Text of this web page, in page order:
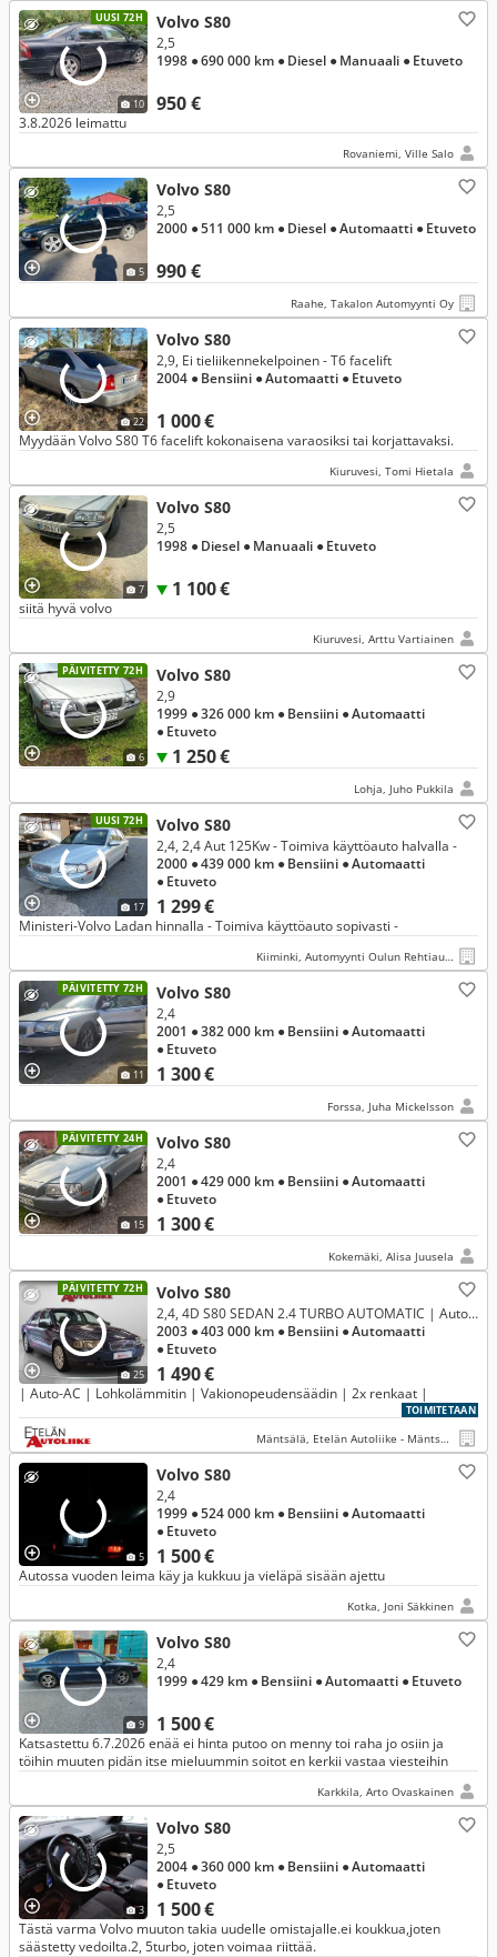
UUSI 72H
10
Volvo S80
950 €
2,5
1998 ● 690 000 km ● Diesel ● Manuaali ● Etuveto
3.8.2026 leimattu
Rovaniemi, Ville Salo
5
Volvo S80
990 €
2,5
2000 ● 511 000 km ● Diesel ● Automaatti ● Etuveto
Raahe, Takalon Automyynti Oy
22
Volvo S80
1 000 €
2,9, Ei tieliikennekelpoinen - T6 facelift
2004 ● Bensiini ● Automaatti ● Etuveto
Myydään Volvo S80 T6 facelift kokonaisena varaosiksi tai korjattavaksi.
Kiuruvesi, Tomi Hietala
7
Volvo S80
1 100 €
2,5
1998 ● Diesel ● Manuaali ● Etuveto
siitä hyvä volvo
Kiuruvesi, Arttu Vartiainen
PÄIVITETTY 72H
6
Volvo S80
1 250 €
2,9
1999 ● 326 000 km ● Bensiini ● Automaatti
● Etuveto
Lohja, Juho Pukkila
UUSI 72H
17
Volvo S80
1 299 €
2,4, 2,4 Aut 125Kw - Toimiva käyttöauto halvalla -
2000 ● 439 000 km ● Bensiini ● Automaatti
● Etuveto
Ministeri-Volvo Ladan hinnalla - Toimiva käyttöauto sopivasti -
Kiiminki, Automyynti Oulun Rehtiauto
PÄIVITETTY 72H
11
Volvo S80
1 300 €
2,4
2001 ● 382 000 km ● Bensiini ● Automaatti
● Etuveto
Forssa, Juha Mickelsson
PÄIVITETTY 24H
15
Volvo S80
1 300 €
2,4
2001 ● 429 000 km ● Bensiini ● Automaatti
● Etuveto
Kokemäki, Alisa Juusela
PÄIVITETTY 72H
25
Volvo S80
1 490 €
2,4, 4D S80 SEDAN 2.4 TURBO AUTOMATIC | Auto-AC | Lohkolämmitin | Vakionopeudensäädin | 2x renkaat |
2003 ● 403 000 km ● Bensiini ● Automaatti
● Etuveto
| Auto-AC | Lohkolämmitin | Vakionopeudensäädin | 2x renkaat |
TOIMITETAAN
Mäntsälä, Etelän Autoliike - Mäntsälä
5
Volvo S80
1 500 €
2,4
1999 ● 524 000 km ● Bensiini ● Automaatti
● Etuveto
Autossa vuoden leima käy ja kukkuu ja vieläpä sisään ajettu
Kotka, Joni Säkkinen
9
Volvo S80
1 500 €
2,4
1999 ● 429 km ● Bensiini ● Automaatti ● Etuveto
Katsastettu 6.7.2026 enää ei hinta putoo on menny toi raha jo osiin ja
töihin muuten pidän itse mieluummin soitot en kerkii vastaa viesteihin
Karkkila, Arto Ovaskainen
3
Volvo S80
1 500 €
2,5
2004 ● 360 000 km ● Bensiini ● Automaatti
● Etuveto
Tästä varma Volvo muuton takia uudelle omistajalle.ei koukkua,joten
säästetty vedoilta.2, 5turbo, joten voimaa riittää.